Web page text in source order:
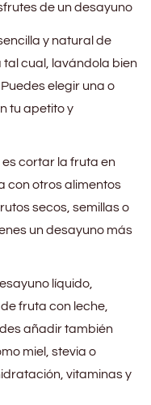
de un desayuno
y natural de
cual, lavándola bien
elegir una o
tu apetito y
cortar la fruta en
con otros alimentos
secos, semillas o
un desayuno más
líquido,
fruta con leche,
añadir también
miel, stevia o
vitaminas y